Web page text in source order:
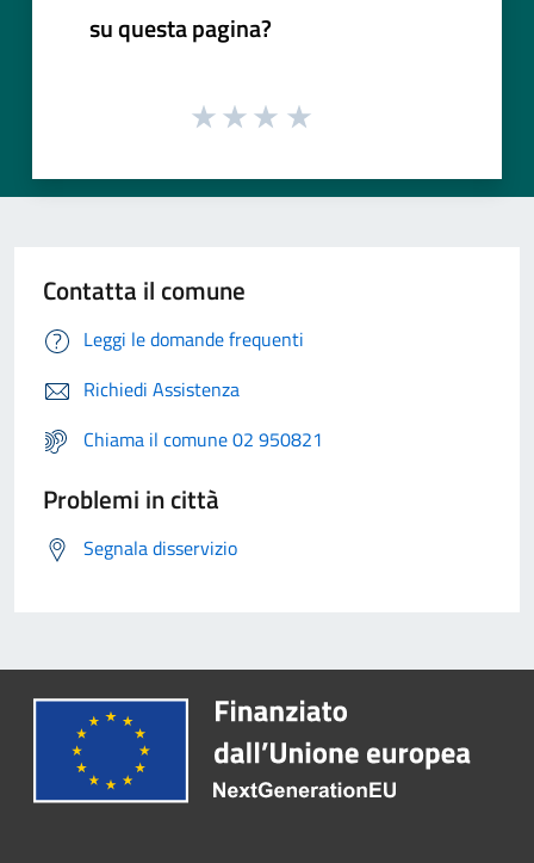
su questa pagina?
Contatta il comune
Leggi le domande frequenti
Richiedi Assistenza
Chiama il comune 02 950821
Problemi in città
Segnala disservizio